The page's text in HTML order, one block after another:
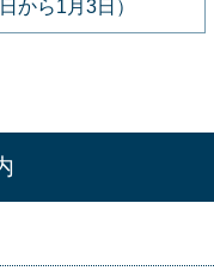
から1月3日）